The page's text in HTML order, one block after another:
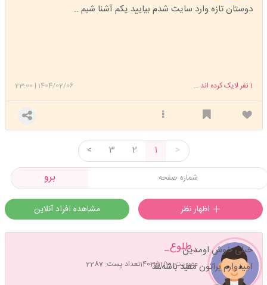
دوستان تازه وارد سایت شدم بیایید یکم آشنا شیم ..
1404/02/06
|
23:00 1نفر لایک کرده اند ...
>
1
2
3
<
برو
مشاهده افراد آنلاین
_طلوع_
عضویت: 1403/11/10 تعداد پست: 2287
خیلی خوش اومدین
امیدوارم براتون مفید باشه🙏